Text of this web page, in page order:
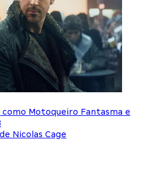
como Motoqueiro Fantasma e
Nicolas Cage